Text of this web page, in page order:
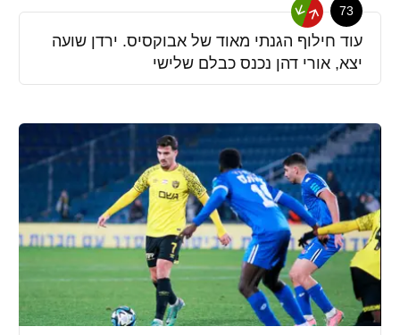
73
עוד חילוף הגנתי מאוד של אבוקסיס. ירדן שועה
יצא, אורי דהן נכנס כבלם שלישי